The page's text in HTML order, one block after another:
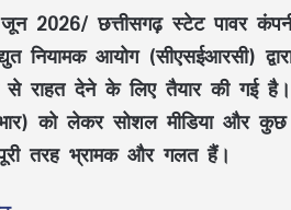
2026/ छत्तीसगढ़ स्टेट पावर
नियामक आयोग (सीएसईआरसी)
से राहत देने के लिए तैयार की गई
को लेकरसोशल मीडियाऔर
तरह भ्रामकऔरगलतहैं।